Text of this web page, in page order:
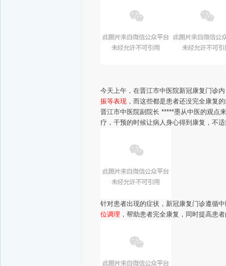
今天上午，在晋江市中医院新冠康复门诊
振等表现 ，而这些都是患者还没完全康复
晋江市中医院副院长 *****墨从中医的观点
疗，干预的时候让病人身心得到康复，不
针对患者出现的症状，新冠康复门诊遵循
位调理 ，帮助患者完全康复，同时提高患